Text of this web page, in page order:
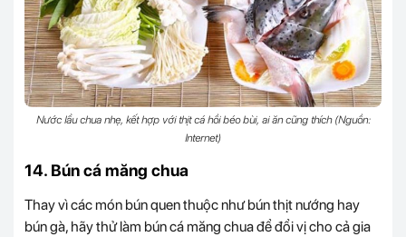
Nước lẩu chua nhẹ, kết hợp với thịt cá hồi béo bùi, ai ăn cũng thích (Nguồn:
Internet)
14. Bún cá măng chua
Thay vì các món bún quen thuộc như bún thịt nướng hay
bún gà, hãy thử làm bún cá măng chua để đổi vị cho cả gia